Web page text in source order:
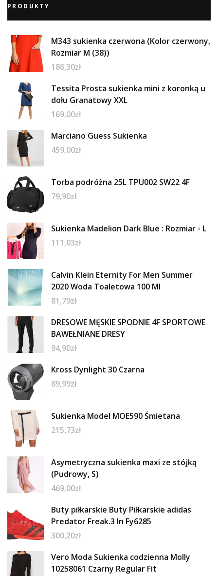
PRODUKTY
M343 sukienka czerwona (Kolor czerwony,
Rozmiar M (38))
186,30zł
Tessita Prosta sukienka mini z koronką u
dołu Granatowy XXL
169,00zł
Marciano Guess Sukienka
459,00zł
Torba podróżna 25L TPU002 SW22 4F
79,90zł
Sukienka Madelion Dark Blue : Rozmiar - L
111,03zł
Calvin Klein Eternity For Men Summer
2020 Woda Toaletowa 100 Ml
81,79zł
DRESOWE MĘSKIE SPODNIE 4F SPORTOWE
BAWEŁNIANE DRESY
94,90zł
Kross Dynlight 30 Czarna
89,99zł
Sukienka Model MOE590 Śmietana
215,73zł
Asymetryczna sukienka maxi ze stójką
(Pudrowy, S)
469,00zł
Buty piłkarskie Buty Piłkarskie adidas
Predator Freak.3 In Fy6285
300,20zł
Vero Moda Sukienka codzienna Molly
10258061 Czarny Regular Fit